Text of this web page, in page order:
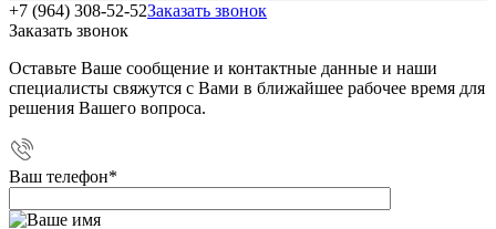
+7 (964) 308-52-52Заказать звонок
Заказать звонок
Оставьте Ваше сообщение и контактные данные и наши
специалисты свяжутся с Вами в ближайшее рабочее время для
решения Вашего вопроса.
Ваш телефон*